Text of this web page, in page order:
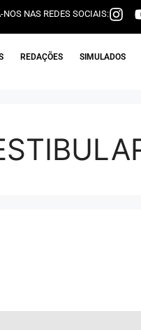
NOS NAS REDES SOCIAIS:
REDAÇÕES SIMULADOS